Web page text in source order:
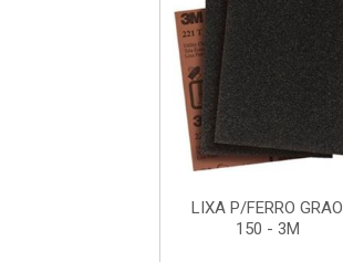
LIXA P/FERRO GRAO
150 - 3M